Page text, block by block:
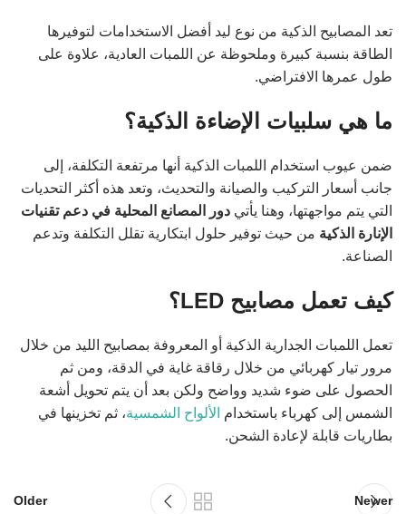
تعد المصابيح الذكية من نوع ليد أفضل الاستخدامات لتوفيرها
الطاقة بنسبة كبيرة وملحوظة عن اللمبات العادية، علاوة على
طول عمرها الافتراضي.
ما هي سلبيات الإضاءة الذكية؟
ضمن عيوب استخدام اللمبات الذكية أنها مرتفعة التكلفة، إلى
جانب أسعار التركيب والصيانة والتحديث، وتعد هذه أكثر التحديات
التي يتم مواجهتها، وهنا يأتي دور المصانع المحلية في دعم تقنيات
الإنارة الذكية من حيث توفير حلول ابتكارية تقلل التكلفة وتدعم
الصناعة.
كيف تعمل مصابيح LED؟
تعمل اللمبات الجدارية الذكية أو المعروفة بمصابيح الليد من خلال
مرور تيار كهربائي من خلال رقاقة غاية في الدقة، ومن ثم
الحصول على ضوء شديد وواضح ولكن بعد أن يتم تحويل أشعة
الشمس إلى كهرباء باستخدام الألواح الشمسية، ثم تخزينها في
بطاريات قابلة لإعادة الشحن.
Newer
Older